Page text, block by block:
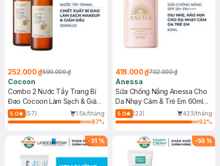
252.000 ₫590.000 ₫
Cocoon
Combo 2 Nước Tẩy Trang Bí
Đao Cocoon Làm Sạch & Giảm
Dầu 500ml
5.0 (57)
1.5k/tháng
87%
418.000 ₫702.000 ₫
Anessa
Sữa Chống Nắng Anessa Cho
Da Nhạy Cảm & Trẻ Em 60ml
(Mới)
5.0 (23)
423/tháng
92%
-31 % -55 %